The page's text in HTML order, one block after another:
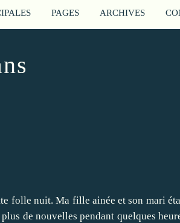
PAGES ARCHIVES
folle nuit. Ma fille ainée et son mari
de nouvelles pendant quelques